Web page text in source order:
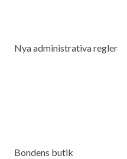
Nya administrativa regler
Bondens butik